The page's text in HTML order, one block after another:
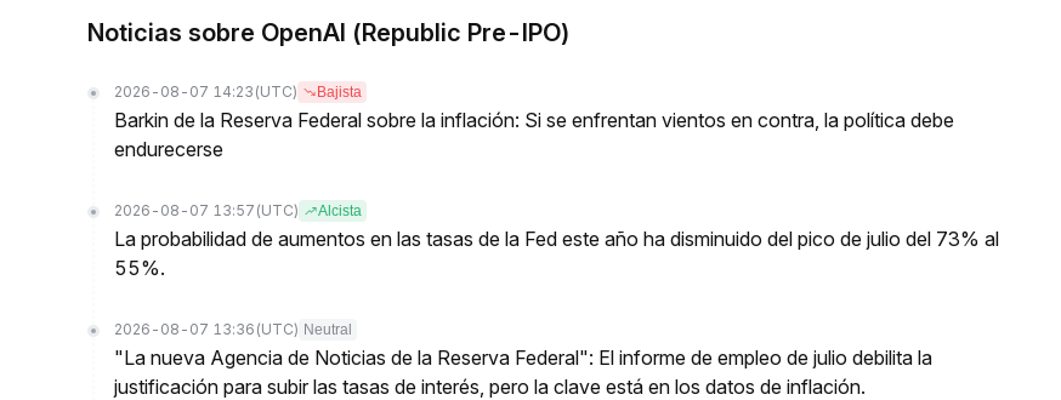
Noticias sobre OpenAI (Republic Pre-IPO)
2026-08-07 14:23 (UTC) Bajista
Barkin de la Reserva Federal sobre la inflación: Si se enfrentan vientos en contra, la política debe
endurecerse
2026-08-07 13:57 (UTC) Alcista
La probabilidad de aumentos en las tasas de la Fed este año ha disminuido del pico de julio del 73% al
55%.
2026-08-07 13:36 (UTC) Neutral
"La nueva Agencia de Noticias de la Reserva Federal": El informe de empleo de julio debilita la
justificación para subir las tasas de interés, pero la clave está en los datos de inflación.